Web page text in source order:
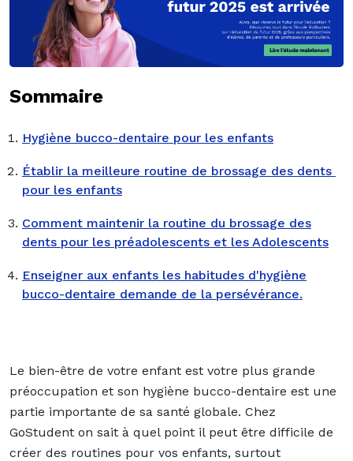
Sommaire
Hygiène bucco-dentaire pour les enfants
Établir la meilleure routine de brossage des dents
pour les enfants
Comment maintenir la routine du brossage des
dents pour les préadolescents et les Adolescents
Enseigner aux enfants les habitudes d'hygiène
bucco-dentaire demande de la persévérance.
Le bien-être de votre enfant est votre plus grande
préoccupation et son hygiène bucco-dentaire est une
partie importante de sa santé globale. Chez
GoStudent on sait à quel point il peut être difficile de
créer des routines pour vos enfants, surtout